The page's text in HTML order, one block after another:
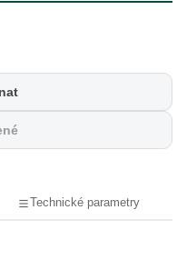
Technické parametry